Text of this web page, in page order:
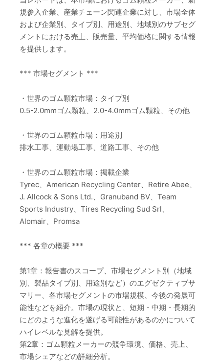
規参入企業、産業チェーン関連企業に対し、市場全体
および企業別、タイプ別、用途別、地域別のサブセグ
メントにおける売上、販売量、平均価格に関する情報
を提供します。
*** 市場セグメント ***
・世界のゴム顆粒市場：タイプ別
0.5-2.0mmゴム顆粒、2.0-4.0mmゴム顆粒、その他
・世界のゴム顆粒市場：用途別
排水工事、運動場工事、道路工事、その他
・世界のゴム顆粒市場：掲載企業
Tyrec、American Recycling Center、Retire Abee、
J. Allcock & Sons Ltd.、Granuband BV、Team
Sports Industry、Tires Recycling Sud Srl、
Alomair、Promsa
*** 各章の概要 ***
第1章：報告書のスコープ、市場セグメント別（地域
別、製品タイプ別、用途別など）のエグゼクティブサ
マリー、各市場セグメントの市場規模、今後の発展可
能性などを紹介。市場の現状と、短期・中期・長期的
にどのような進化を遂げる可能性があるのかについて
ハイレベルな見解を提供。
第2章：ゴム顆粒メーカーの競争環境、価格、売上、
市場シェアなどの詳細分析。